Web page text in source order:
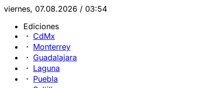
viernes, 07.08.2026 / 03:54
Ediciones
CdMx
Monterrey
Guadalajara
Laguna
Puebla